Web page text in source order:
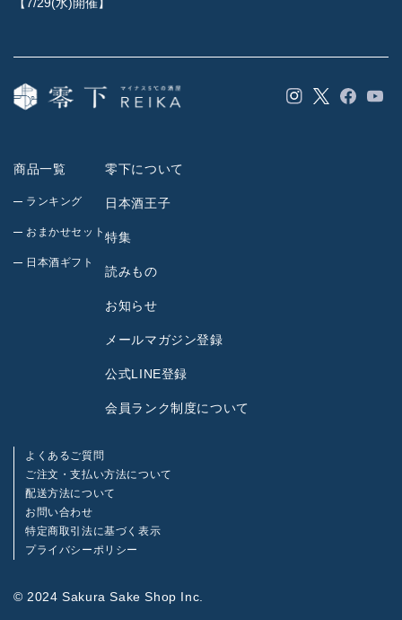
Instagram
TwitterFacebook
商品一覧
ランキング
おまかせセット
日本酒ギフト
零下について
日本酒王子
特集
読みもの
お知らせ
メールマガジン登録
公式LINE登録
会員ランク制度について
よくあるご質問
ご注文・支払い方法について
配送方法について
お問い合わせ
特定商取引法に基づく表示
プライバシーポリシー
© 2024 Sakura Sake Shop Inc.